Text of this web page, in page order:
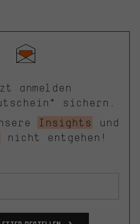
anmelden
sichern.
Insights
und
nicht entgehen!